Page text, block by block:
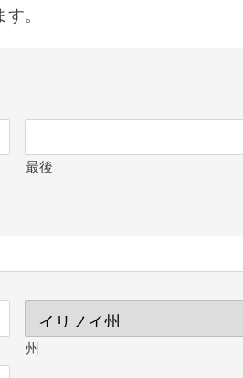
。
最後
州